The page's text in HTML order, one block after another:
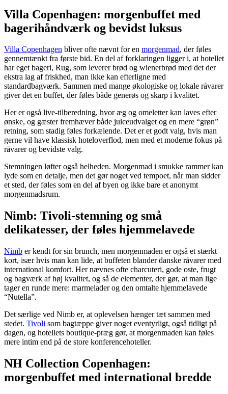
Villa Copenhagen: morgenbuffet med
bagerihåndværk og bevidst luksus
Villa Copenhagen bliver ofte nævnt for en morgenmad, der føles
gennemtænkt fra første bid. En del af forklaringen ligger i, at hotellet
har eget bageri, Rug, som leverer brød og wienerbrød med det der
ekstra lag af friskhed, man ikke kan efterligne med
standardbagværk. Sammen med mange økologiske og lokale råvarer
giver det en buffet, der føles både generøs og skarp i kvalitet.
Her er også live-tilberedning, hvor æg og omeletter kan laves efter
ønske, og gæster fremhæver både juiceudvalget og en mere “grøn”
retning, som stadig føles forkælende. Det er et godt valg, hvis man
gerne vil have klassisk hoteloverflod, men med et moderne fokus på
råvarer og bevidste valg.
Stemningen løfter også helheden. Morgenmad i smukke rammer kan
lyde som en detalje, men det gør noget ved tempoet, når man sidder
et sted, der føles som en del af byen og ikke bare et anonymt
morgenmadsrum.
Nimb: Tivoli-stemning og små
delikatesser, der føles hjemmelavede
Nimb er kendt for sin brunch, men morgenmaden er også et stærkt
kort, især hvis man kan lide, at buffeten blander danske råvarer med
international komfort. Her nævnes ofte charcuteri, gode oste, frugt
og bagværk af høj kvalitet, og så de elementer, der gør, at man lige
tager en runde mere: marmelader og den omtalte hjemmelavede
“Nutella”.
Det særlige ved Nimb er, at oplevelsen hænger tæt sammen med
stedet. Tivoli som bagtæppe giver noget eventyrligt, også tidligt på
dagen, og hotellets boutique-præg gør, at morgenmaden kan føles
mere intim end på de store konferencehoteller.
NH Collection Copenhagen:
morgenbuffet med international bredde